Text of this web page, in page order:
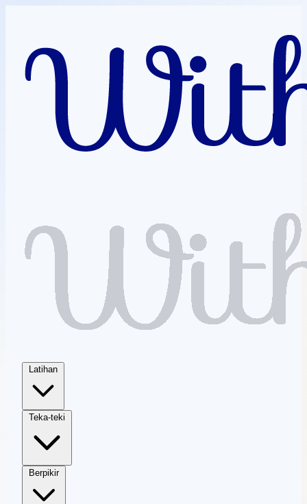
Latihan
Teka-teki
Berpikir